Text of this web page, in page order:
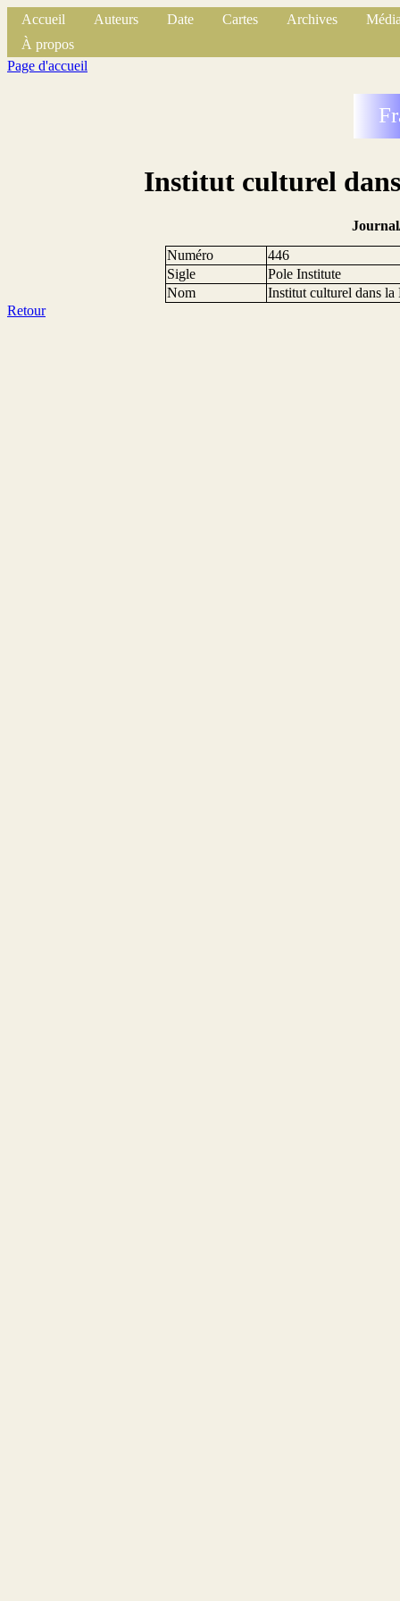
Accueil Auteurs Date Cartes Archives
À propos
Page d'accueil
Institut culturel
Numéro
446
Sigle
Pole Institute
Nom
Institut culturel dans la
Retour